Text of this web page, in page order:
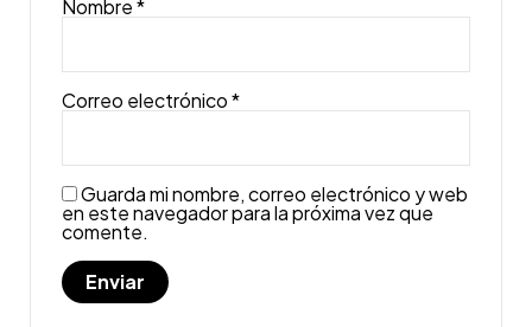
Nombre*
Correo electrónico*
Guarda mi nombre, correo electrónico y web
en este navegador para la próxima vez que
comente.